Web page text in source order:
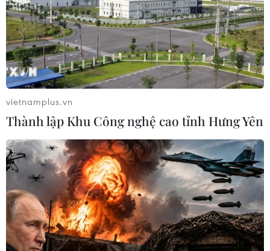
vietnamplus.vn
Thành lập Khu Công nghệ cao tỉnh Hưng Yên